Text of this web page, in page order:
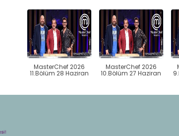
MasterChef 2026
11.Bölüm 28 Haziran
MasterChef 2026
10.Bölüm 27 Haziran